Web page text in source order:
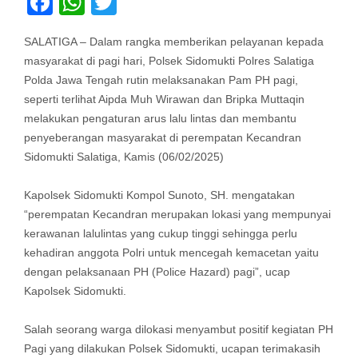
SALATIGA – Dalam rangka memberikan pelayanan kepada
masyarakat di pagi hari, Polsek Sidomukti Polres Salatiga
Polda Jawa Tengah rutin melaksanakan Pam PH pagi,
seperti terlihat Aipda Muh Wirawan dan Bripka Muttaqin
melakukan pengaturan arus lalu lintas dan membantu
penyeberangan masyarakat di perempatan Kecandran
Sidomukti Salatiga, Kamis (06/02/2025)
Kapolsek Sidomukti Kompol Sunoto, SH. mengatakan
“perempatan Kecandran merupakan lokasi yang mempunyai
kerawanan lalulintas yang cukup tinggi sehingga perlu
kehadiran anggota Polri untuk mencegah kemacetan yaitu
dengan pelaksanaan PH (Police Hazard) pagi”, ucap
Kapolsek Sidomukti.
Salah seorang warga dilokasi menyambut positif kegiatan PH
Pagi yang dilakukan Polsek Sidomukti, ucapan terimakasih